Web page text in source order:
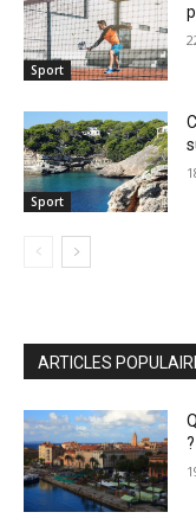
Sport
Sport
ARTICLES
?